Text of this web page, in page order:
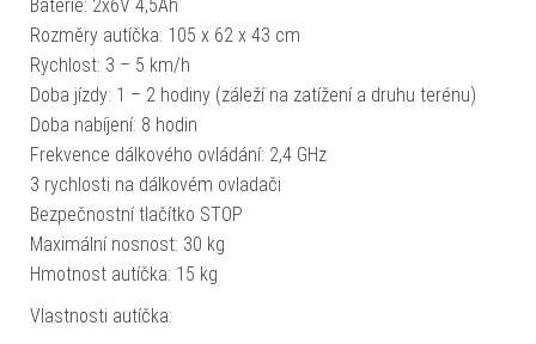
Baterie: 2x6V 4,5Ah
Rozměry autíčka: 105 x 62 x 43 cm
Rychlost: 3 – 5 km/h
Doba jízdy: 1 – 2 hodiny (záleží na zatížení a druhu terénu)
Doba nabíjení: 8 hodin
Frekvence dálkového ovládání: 2,4 GHz
3 rychlosti na dálkovém ovladači
Bezpečnostní tlačítko STOP
Maximální nosnost: 30 kg
Hmotnost autíčka: 15 kg
Vlastnosti autíčka: